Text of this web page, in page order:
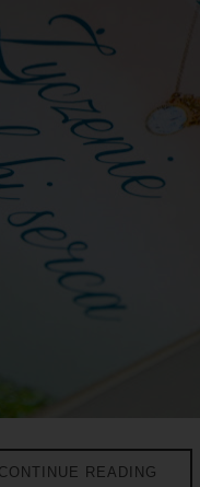
CONTINUE READING